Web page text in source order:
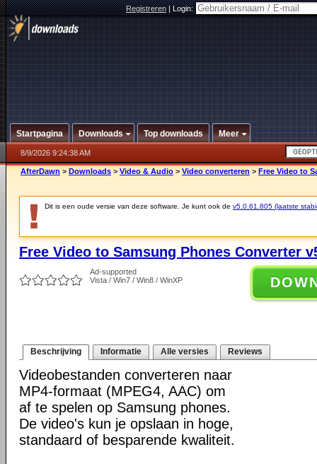
Registreren|Login:
Startpagina Downloads Top downloads Meer
8/9/2026 9:24:38 AM
AfterDawn > Downloads > Video & Audio > Video converteren > Free Video to
Dit is een oude versie van deze software. Je kunt ook de v5.0.61.805 (laatste
Free Video to Samsung Phones Converter
Ad-supported
Vista / Win7 / Win8 / WinXP
Beschrijving Informatie Alle versies Reviews
Videobestanden converteren naar
MP4-formaat (MPEG4, AAC) om
af te spelen op Samsung phones.
De video's kun je opslaan in hoge,
standaard of besparende kwaliteit.